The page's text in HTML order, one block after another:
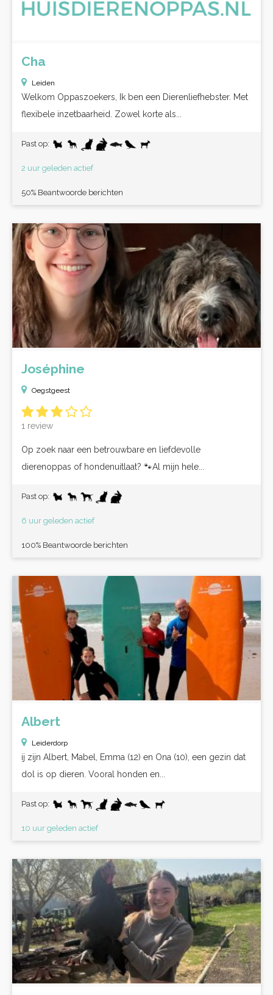
Cha
Leiden
Welkom Oppaszoekers, Ik ben een Dierenliefhebster. Met
flexibele inzetbaarheid. Zowel korte als...
Past op:
2 uur geleden actief
50% Beantwoorde berichten
Joséphine
Oegstgeest
1 review
Op zoek naar een betrouwbare en liefdevolle
dierenoppas of hondenuitlaat? 🐾Al mijn hele...
Past op:
6 uur geleden actief
100% Beantwoorde berichten
Albert
Leiderdorp
ij zijn Albert, Mabel, Emma (12) en Ona (10), een gezin dat
dol is op dieren. Vooral honden en...
Past op:
10 uur geleden actief